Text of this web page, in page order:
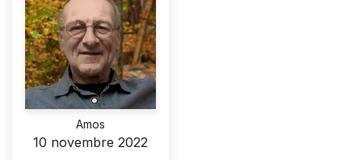
Amos
10 novembre 2022